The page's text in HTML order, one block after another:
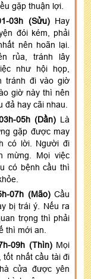
gặp thuận lợi.
03h (Sửu) Hay
đói kém, phải
nên hoãn lại.
rủa, tránh lây
như hội họp,
tránh đi vào giờ
giờ này thì nên
đả hay cãi nhau.
05h (Dần) Là
gặp được may
có lời. Người đi
mừng. Mọi việc
có bệnh cầu thì
07h (Mão) Cầu
bị trái ý. Nếu ra
trọng thì phải
thì mới an.
09h (Thìn) Mọi
tốt nhất cầu tài đi
cửa được yên